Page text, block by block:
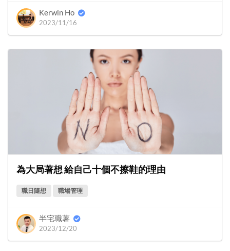
Kerwin Ho
2023/11/16
為大局著想 給自己十個不擦鞋的理由
職日隨想 職場管理
半宅職薯
2023/12/20